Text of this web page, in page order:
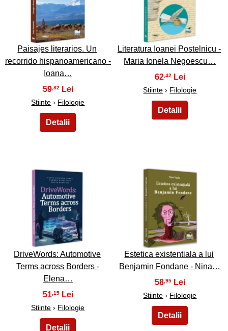
37
Paisajes literarios. Un
recorrido hispanoamericano -
Ioana…
59,82
Stiinte › Filologie
38
Literatura Ioanei Postelnicu -
Maria Ionela Negoescu…
62,42
Stiinte › Filologie
39
DriveWords: Automotive
Terms across Borders -
Elena…
51,15
Stiinte › Filologie
40
Estetica existentiala a lui
Benjamin Fondane - Nina…
58,95
Stiinte › Filologie